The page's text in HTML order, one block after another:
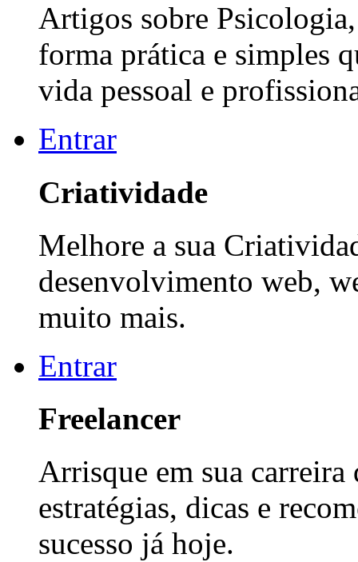
Artigos sobre
forma prática e simples
vida pessoal e
Entrar
Criatividade
Melhore a sua
desenvolvimento web,
muito mais.
Entrar
Freelancer
Arrisque em sua carreira
estratégias, dicas e
sucesso já hoje.